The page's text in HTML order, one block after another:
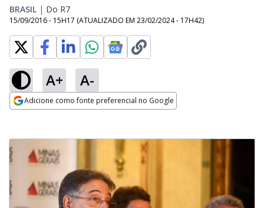
BRASIL | Do R7
15/09/2016 - 15H17 (ATUALIZADO EM 23/02/2024 - 17H42)
A+ A-
Adicione como fonte preferencial no Google